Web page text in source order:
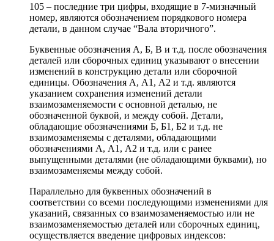
105 – последние три цифры, входящие в 7-мизначный
номер, являются обозначением порядкового номера
детали, в данном случае “Вала вторичного”.
Буквенные обозначения А, Б, В и т.д. после обозначения
деталей или сборочных единиц указывают о внесении
изменений в конструкцию детали или сборочной
единицы. Обозначения А, А1, А2 и т.д. являются
указанием сохранения изменений детали
взаимозаменяемости с основной деталью, не
обозначенной буквой, и между собой. Детали,
обладающие обозначениями Б, Б1, Б2 и т.д. не
взаимозаменяемы с деталями, обладающими
обозначениями А, А1, А2 и т.д. или с ранее
выпущенными деталями (не обладающими буквами), но
взаимозаменяемы между собой.
Параллельно для буквенных обозначений в
соответствии со всеми последующими изменениями для
указаний, связанных со взаимозаменяемостью или не
взаимозаменяемостью деталей или сборочных единиц,
осуществляется введение цифровых индексов: